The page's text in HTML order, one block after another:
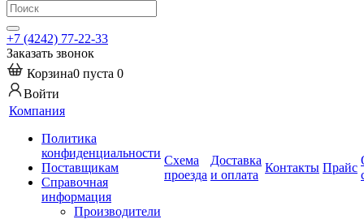
+7 (4242) 77-22-33
Заказать звонок
Корзина0 пуста 0
Войти
Компания
Политика
конфиденциальности
Поставщикам
Справочная
информация
Производители
Схема
проезда
Доставка
и оплата
Контакты Прайс